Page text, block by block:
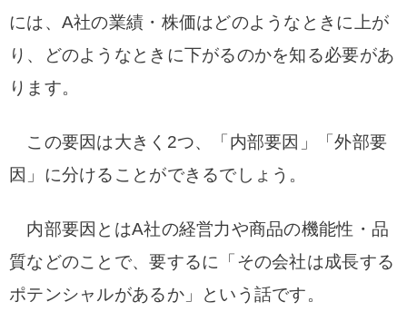
には、A社の業績・株価はどのようなときに上が
り、どのようなときに下がるのかを知る必要があ
ります。
この要因は大きく2つ、「内部要因」「外部要
因」に分けることができるでしょう。
内部要因とはA社の経営力や商品の機能性・品
質などのことで、要するに「その会社は成長する
ポテンシャルがあるか」という話です。